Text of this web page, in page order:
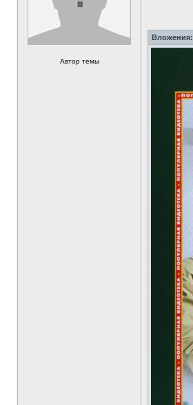
Автор темы
Вложения: